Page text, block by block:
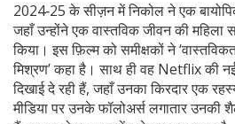
2024‑25 के सीज़न में निकोल ने एक
जहाँ उन्होंने एक वास्तविक जीवन की महिला
किया। इस फ़िल्म को समीक्षकों ने
मिश्रण’ कहा है। साथ ही वह Netflix की नई
दिखाई दे रही हैं, जहाँ उनका किरदार एक
मीडिया पर उनके फॉलोअर्स लगातार